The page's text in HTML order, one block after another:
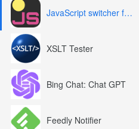
JavaScript switcher for SEO and development
XSLT Tester
Bing Chat: Chat GPT
Feedly Notifier